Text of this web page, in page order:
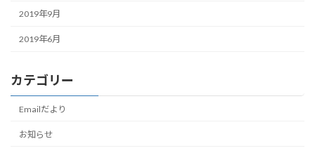
2019年9月
2019年6月
カテゴリー
Emailだより
お知らせ